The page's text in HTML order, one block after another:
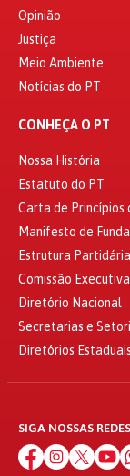
Opinião
Justiça
Meio Ambiente
Notícias do PT
CONHEÇA O PT
Nossa História
Estatuto do PT
Carta de Princípios
Manifesto de
Estrutura Partidária
Comissão
Diretório Nacional
Secretarias e
Diretórios Estaduais
SIGA NOSSAS REDES